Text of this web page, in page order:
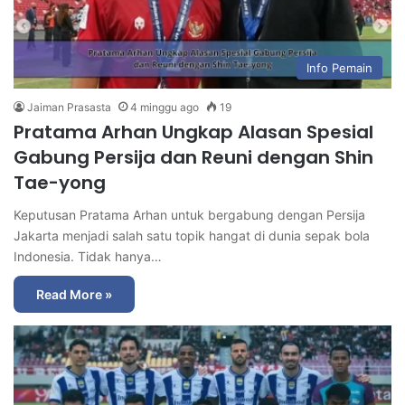
Info Pemain
Jaiman Prasasta 4 minggu ago 19
Pratama Arhan Ungkap Alasan Spesial
Gabung Persija dan Reuni dengan Shin
Tae-yong
Keputusan Pratama Arhan untuk bergabung dengan Persija
Jakarta menjadi salah satu topik hangat di dunia sepak bola
Indonesia. Tidak hanya…
Read More »